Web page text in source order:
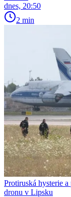
dnes, 20:50
2 min
Protiruská hysterie
dronu v Lipsku